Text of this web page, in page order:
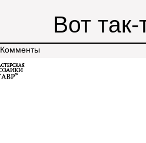
Вот так-
Комменты